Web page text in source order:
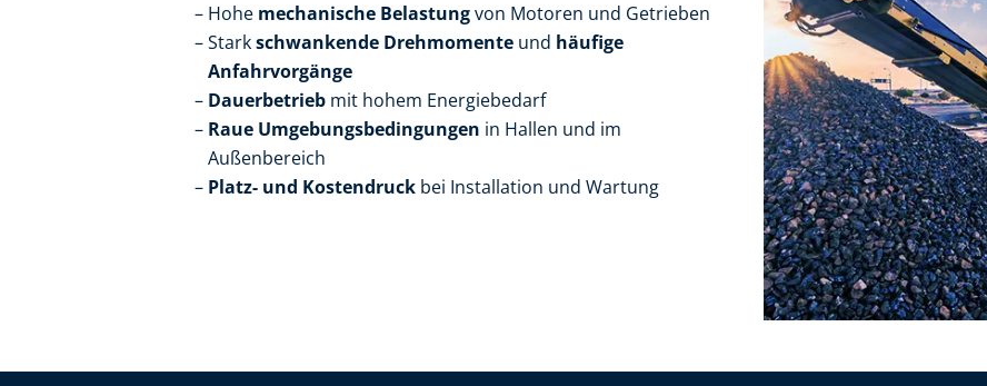
Hohe mechanische Belastungvon Motoren und Getrieben
Starkschwankende Drehmomente und häufige
Anfahrvorgänge
Dauerbetrieb mit hohem Energiebedarf
Raue Umgebungsbedingungen in Hallen und im
Außenbereich
Platz- und Kostendruck bei Installation und Wartung